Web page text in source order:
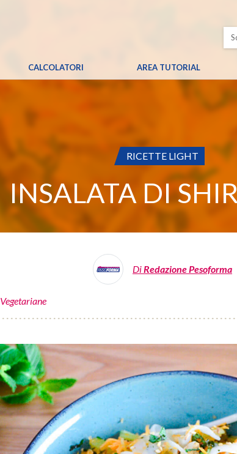
CALCOLATORI AREA TUTORIAL
CATEGORIA:
RICETTE LIGHT
INSALATA DI
DiRedazione Pesoforma
Vegetariane